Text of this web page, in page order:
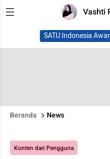
Vashti
SATU Indonesia
Beranda News
Konten dari Pengguna